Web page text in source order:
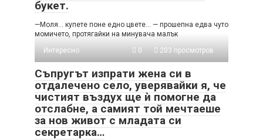
букет.
—Моля… купете поне едно цвете… — прошепна едва чуто
момичето, протягайки на минувача малък
Интересно
0 203 просмотров
Съпругът изпрати жена си в
отдалечено село, уверявайки я, че
чистият въздух ще ѝ помогне да
отслабне, а самият той мечтаеше
за нов живот с младата си
секретарка…